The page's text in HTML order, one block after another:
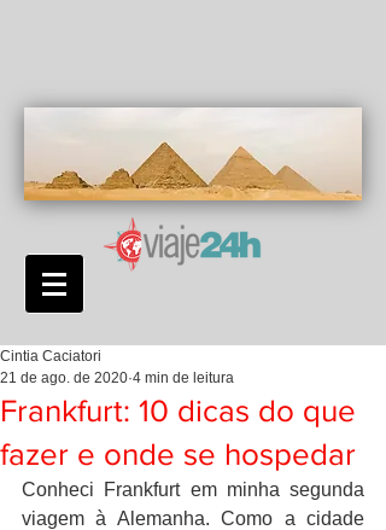
Frankfurt: 10 dicas do que
fazer e onde se hospedar
Cintia Caciatori
21 de ago. de 2020 4 min de leitura
Conheci Frankfurt em minha segunda
viagem à Alemanha. Como a cidade